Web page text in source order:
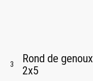
3
Rond de genoux
2x5